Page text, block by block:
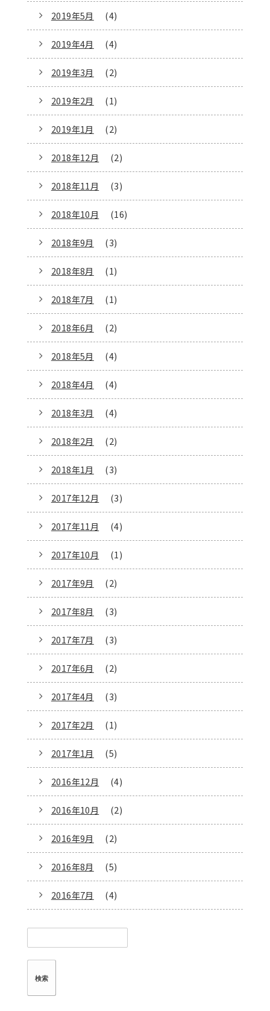
2019年5月 (4)
2019年4月 (4)
2019年3月 (2)
2019年2月 (1)
2019年1月 (2)
2018年12月 (2)
2018年11月 (3)
2018年10月 (16)
2018年9月 (3)
2018年8月 (1)
2018年7月 (1)
2018年6月 (2)
2018年5月 (4)
2018年4月 (4)
2018年3月 (4)
2018年2月 (2)
2018年1月 (3)
2017年12月 (3)
2017年11月 (4)
2017年10月 (1)
2017年9月 (2)
2017年8月 (3)
2017年7月 (3)
2017年6月 (2)
2017年4月 (3)
2017年2月 (1)
2017年1月 (5)
2016年12月 (4)
2016年10月 (2)
2016年9月 (2)
2016年8月 (5)
2016年7月 (4)
索: